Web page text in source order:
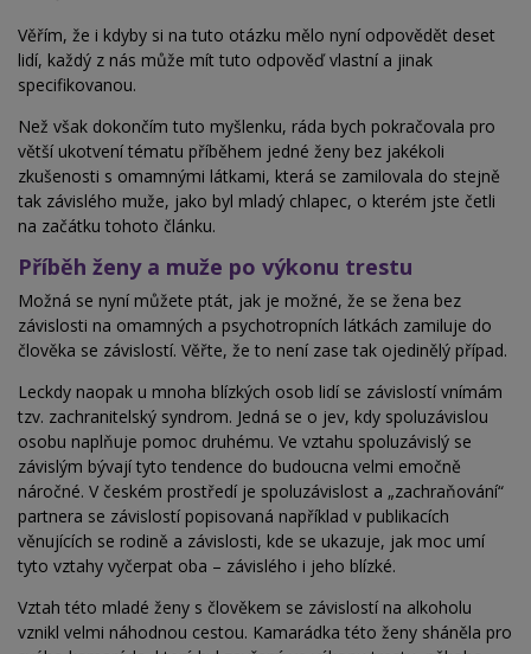
Věřím, že i kdyby si na tuto otázku mělo nyní odpovědět deset
lidí, každý z nás může mít tuto odpověď vlastní a jinak
specifikovanou.
Než však dokončím tuto myšlenku, ráda bych pokračovala pro
větší ukotvení tématu příběhem jedné ženy bez jakékoli
zkušenosti s omamnými látkami, která se zamilovala do stejně
tak závislého muže, jako byl mladý chlapec, o kterém jste četli
na začátku tohoto článku.
Příběh ženy a muže po výkonu trestu
Možná se nyní můžete ptát, jak je možné, že se žena bez
závislosti na omamných a psychotropních látkách zamiluje do
člověka se závislostí. Věřte, že to není zase tak ojedinělý případ.
Leckdy naopak u mnoha blízkých osob lidí se závislostí vnímám
tzv. zachranitelský syndrom. Jedná se o jev, kdy spoluzávislou
osobu naplňuje pomoc druhému. Ve vztahu spoluzávislý se
závislým bývají tyto tendence do budoucna velmi emočně
náročné. V českém prostředí je spoluzávislost a „zachraňování“
partnera se závislostí popisovaná například v publikacích
věnujících se rodině a závislosti, kde se ukazuje, jak moc umí
tyto vztahy vyčerpat oba – závislého i jeho blízké.
Vztah této mladé ženy s člověkem se závislostí na alkoholu
vznikl velmi náhodnou cestou. Kamarádka této ženy sháněla pro